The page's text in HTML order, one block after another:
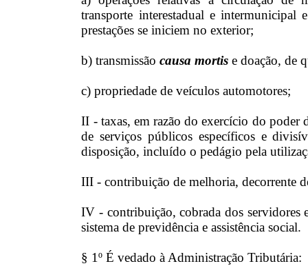
transporte interestadual e intermunicipal
prestações se iniciem no exterior;
b) transmissãocausa mortis e doação, de
c) propriedade de veículos automotores;
II - taxas, em razão do exercício do
de serviços públicos específicos e
disposição, incluído o pedágio pela
III - contribuição de melhoria, decorrente
IV - contribuição, cobrada dos servidores
sistema de previdência e assistência social.
§ 1º É vedado à Administração Tributária: